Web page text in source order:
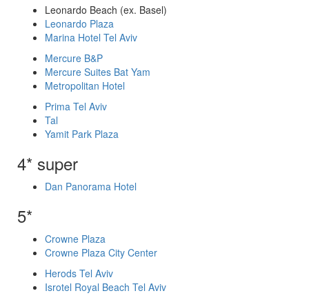
Leonardo Beach (ex. Basel)
Leonardo Plaza
Marina Hotel Tel Aviv
Mercure B&P
Mercure Suites Bat Yam
Metropolitan Hotel
Prima Tel Aviv
Tal
Yamit Park Plaza
4* super
Dan Panorama Hotel
5*
Crowne Plaza
Crowne Plaza City Center
Herods Tel Aviv
Isrotel Royal Beach Tel Aviv